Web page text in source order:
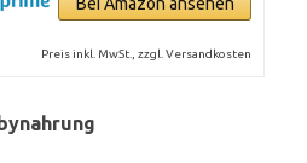
Preis inkl. MwSt., zzgl. Versandkosten